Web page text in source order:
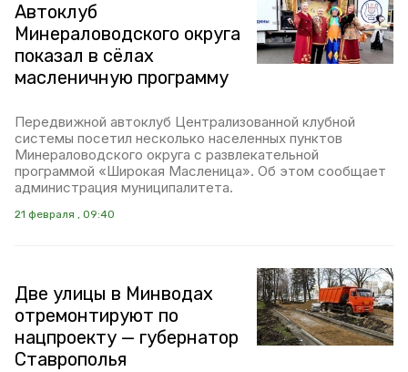
Автоклуб
Минераловодского округа
показал в сёлах
масленичную программу
Передвижной автоклуб Централизованной клубной
системы посетил несколько населенных пунктов
Минераловодского округа с развлекательной
программой «Широкая Масленица». Об этом сообщает
администрация муниципалитета.
21 февраля , 09:40
Две улицы в Минводах
отремонтируют по
нацпроекту — губернатор
Ставрополья